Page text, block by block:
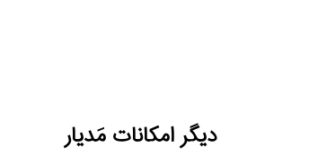
دیگر امکانات مَدیار